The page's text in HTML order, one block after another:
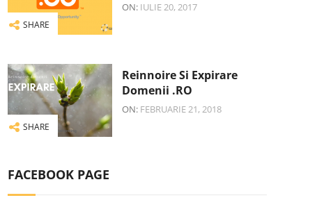
SHARE
ON: IULIE 20, 2017
SHARE
Reinnoire Si Expirare
Domenii .RO
ON: FEBRUARIE 21, 2018
FACEBOOK PAGE